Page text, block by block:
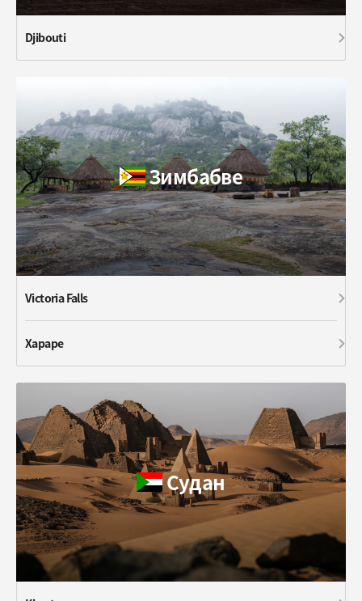
Djibouti
Зимбабве
Victoria Falls
Хараре
Судан